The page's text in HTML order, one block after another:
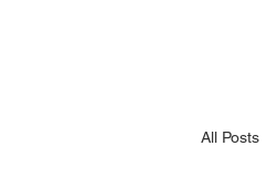
All Posts